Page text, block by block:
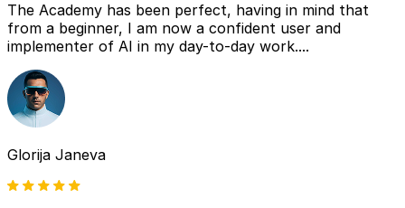
The Academy has been perfect, having in mind that
from a beginner, I am now a confident user and
implementer of AI in my day-to-day work....
Glorija Janeva